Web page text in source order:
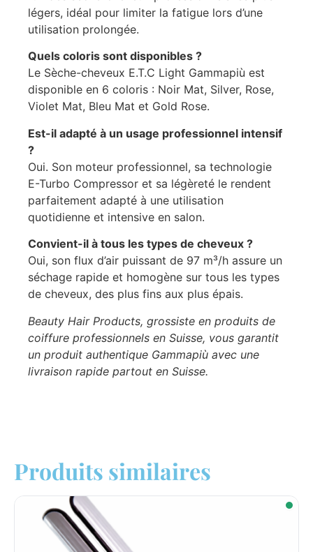
légers, idéal pour limiter la fatigue lors d’une
utilisation prolongée.
Quels coloris sont disponibles ?
Le Sèche-cheveux E.T.C Light Gammapiù est
disponible en 6 coloris : Noir Mat, Silver, Rose,
Violet Mat, Bleu Mat et Gold Rose.
Est-il adapté à un usage professionnel intensif
?
Oui. Son moteur professionnel, sa technologie
E-Turbo Compressor et sa légèreté le rendent
parfaitement adapté à une utilisation
quotidienne et intensive en salon.
Convient-il à tous les types de cheveux ?
Oui, son flux d’air puissant de 97 m³/h assure un
séchage rapide et homogène sur tous les types
de cheveux, des plus fins aux plus épais.
Beauty Hair Products, grossiste en produits de
coiffure professionnels en Suisse, vous garantit
un produit authentique Gammapiù avec une
livraison rapide partout en Suisse.
Produits similaires